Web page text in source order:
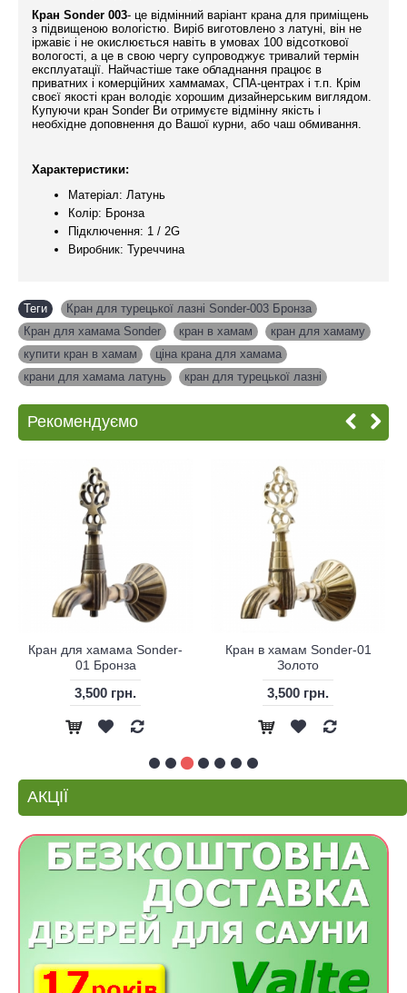
Кран Sonder 003- це відмінний варіант крана для приміщень
з підвищеною вологістю. Виріб виготовлено з латуні, він не
іржавіє і не окислюється навіть в умовах 100 відсоткової
вологості, а це в свою чергу супроводжує тривалий термін
експлуатації. Найчастіше таке обладнання працює в
приватних і комерційних хаммамах, СПА-центрах і т.п. Крім
своєї якості кран володіє хорошим дизайнерським виглядом.
Купуючи кран Sonder Ви отримуєте відмінну якість і
необхідне доповнення до Вашої курни, або чаш обмивання.
Характеристики:
Матеріал: Латунь
Колір: Бронза
Підключення: 1 / 2G
Виробник: Туреччина
Теги Кран для турецької лазні Sonder-003 Бронза
Кран для хамама Sonder
кран в хамам кран для хамаму
купити кран в хамам
ціна крана для хамама
крани для хамама латунь
кран для турецької лазні
Рекомендуємо
Кран для хамама Sonder-
01 Бронза
3,500 грн.
Кран в хамам Sonder-01
Золото
3,500 грн.
АКЦІЇ